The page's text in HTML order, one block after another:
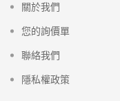
關於我們
您的詢價單
聯絡我們
隱私權政策